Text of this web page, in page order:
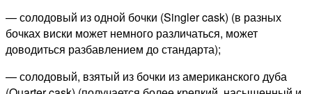
— солодовый из одной бочки (Singler cask) (в разных
бочках виски может немного различаться, может
доводиться разбавлением до стандарта);
— солодовый, взятый из бочки из американского дуба